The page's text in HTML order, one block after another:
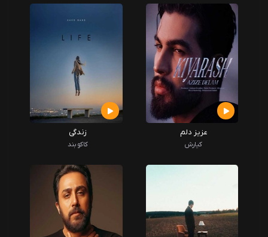
عزیز دلم
کیارش
زندگی
کاکو بند